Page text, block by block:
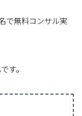
で無料コンサル実
す。